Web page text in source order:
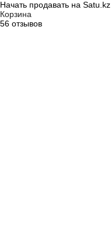
Начать продавать на Satu.kz
Корзина
56 отзывов